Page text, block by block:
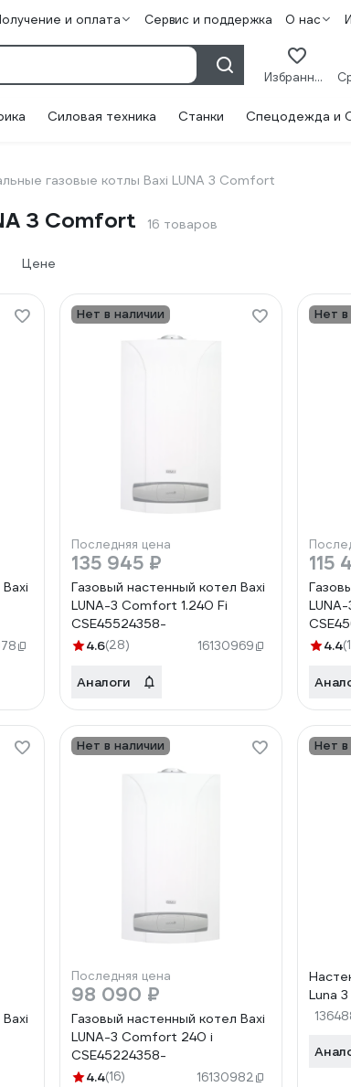
и оплата Сервис и поддержка О нас
Избранное
Силовая техника Станки Спецодежда и
газовые котлы Baxi LUNA 3 Comfort
3 Comfort 16 товаров
Цене
Нет в наличии
Последняя цена
135 945 ₽
Газовый настенный котел Baxi
LUNA-3 Comfort 1.240 Fi
CSE45524358-
4.6(28) 16130969
Аналоги
Нет в
115
4.4
Нет в наличии
Последняя цена
98 090 ₽
Газовый настенный котел Baxi
LUNA-3 Comfort 240 i
CSE45224358-
4.4(16) 16130982
Нет в
Luna